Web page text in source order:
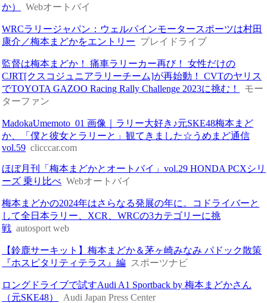
か）
Webオートバイ
WRCラリージャパン：ウェルパインモータースポーツは村田
康介／梅本まどかをエントリー プレイドライブ
監督は梅本まどか！ 痛車ラリーカー再び！ 女性だけの
CJRT[クスコジュニアラリーチーム]が再始動！ CVTのヤリス
でTOYOTA GAZOO Racing Rally Challenge 2023に挑む！
モー
ターファン
MadokaUmemoto_01 画像｜ラリー大好き♪元SKE48梅本まど
か、「僕と彼女とラリーと」観てきました☆うめまど通信
vol.59 clicccar.com
ほぼ月刊「梅本まどかとオートバイ」vol.29 HONDA PCXシリ
ーズ 乗り比べ Webオートバイ
梅本まどかの2024年はさらなる発展の年に。コドライバーと
して全日本ラリー、XCR、WRCの3カテゴリーに挑
戦 autosport web
【鈴鹿サーキット】梅本まどか＆茅ヶ崎みなみ パドック散策
『ホスピタリティテラス』編 スポーツナビ
ロングドライブで試すAudi A1 Sportback by 梅本まどかさん
（元SKE48）
Audi Japan Press Center